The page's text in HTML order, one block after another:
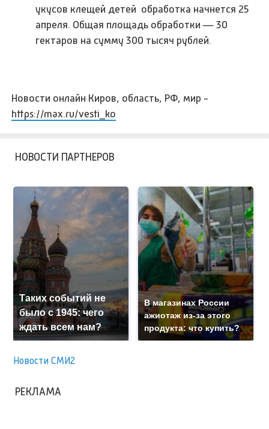
укусов клещей детей обработка начнется 25
апреля. Общая площадь обработки — 30
гектаров на сумму 300 тысяч рублей.
Новости онлайн Киров, область, РФ, мир -
https://max.ru/vesti_ko
НОВОСТИ ПАРТНЕРОВ
Таких событий не
было с 1945: чего
ждать всем нам?
В магазинах России
ажиотаж из-за этого
продукта: что купить?
Новости СМИ2
РЕКЛАМА